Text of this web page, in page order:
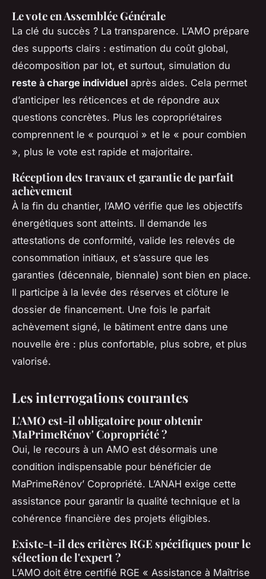
Le vote en Assemblée Générale
La clé du succès ? La transparence. L’AMO prépare
des supports clairs : estimation du coût global,
décomposition par lot, et surtout, simulation du
reste à charge individuel après aides. Cela permet
d’anticiper les réticences et de répondre aux
questions concrètes. Plus les copropriétaires
comprennent le « pourquoi » et le « pour combien
», plus le vote est rapide et majoritaire.
Réception des travaux et garantie de parfait
achèvement
À la fin du chantier, l’AMO vérifie que les objectifs
énergétiques sont atteints. Il demande les
attestations de conformité, valide les relevés de
consommation initiaux, et s’assure que les
garanties (décennale, biennale) sont bien en place.
Il participe à la levée des réserves et clôture le
dossier de financement. Une fois le parfait
achèvement signé, le bâtiment entre dans une
nouvelle ère : plus confortable, plus sobre, et plus
valorisé.
Les interrogations courantes
L'AMO est-il obligatoire pour obtenir
MaPrimeRénov' Copropriété ?
Oui, le recours à un AMO est désormais une
condition indispensable pour bénéficier de
MaPrimeRénov’ Copropriété. L’ANAH exige cette
assistance pour garantir la qualité technique et la
cohérence financière des projets éligibles.
Existe-t-il des critères RGE spécifiques pour le
sélection de l'expert ?
L’AMO doit être certifié RGE « Assistance à Maîtrise